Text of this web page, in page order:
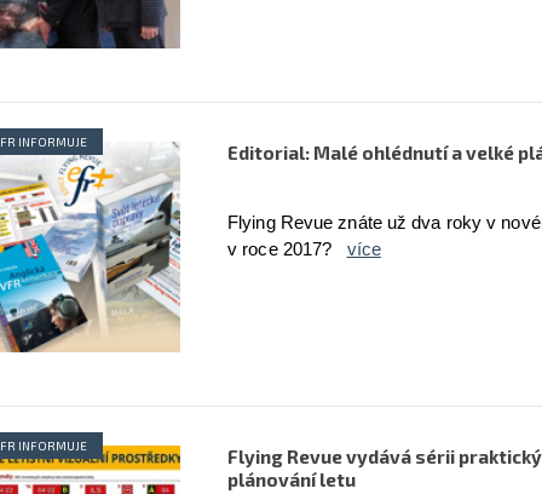
Editorial: Malé ohlédnutí a velké
Flying Revue znáte už dva roky v
v roce 2017? více
FR INFORMUJE
Flying Revue vydává sérii
plánování letu
FR INFORMUJE